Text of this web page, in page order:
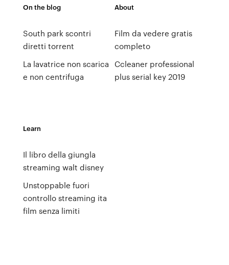
On the blog
South park scontri
diretti torrent
La lavatrice non scarica
e non centrifuga
About
Film da vedere gratis
completo
Ccleaner professional
plus serial key 2019
Learn
Il libro della giungla
streaming walt disney
Unstoppable fuori
controllo streaming ita
film senza limiti